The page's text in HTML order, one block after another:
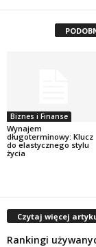
Biznes i Finanse
Wynajem
długoterminowy: Klucz
do elastycznego stylu
życia
Czytaj więcej
Rankingi